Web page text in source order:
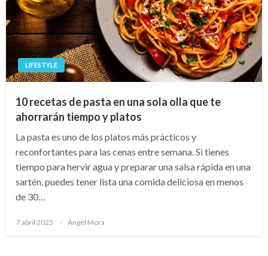
LIFESTYLE
10 recetas de pasta en una sola olla que te
ahorrarán tiempo y platos
La pasta es uno de los platos más prácticos y
reconfortantes para las cenas entre semana. Si tienes
tiempo para hervir agua y preparar una salsa rápida en una
sartén, puedes tener lista una comida deliciosa en menos
de 30…
Publicado
7 abril 2025 Ángel Mora